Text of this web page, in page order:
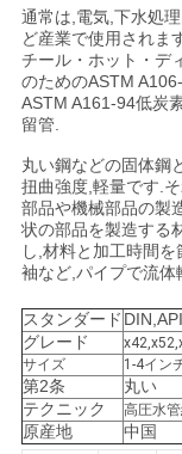
ニ
ュ
ー
ス
引
金
を
求
通常は,電気,下水処
ど産業で使用されま
チール・ホット・デ
のためのASTM
ASTM A161-94低炭
留管.
丸い鋼などの固体鋼
扭曲強度,軽量です.
部品や機械部品の製
状の部品を製造する
し,材料と加工時間
袖など,パイプで流
スタンダード
グレード
サイズ
1-4イン
第2条
丸い
テクニック
高圧水
原産地 中国